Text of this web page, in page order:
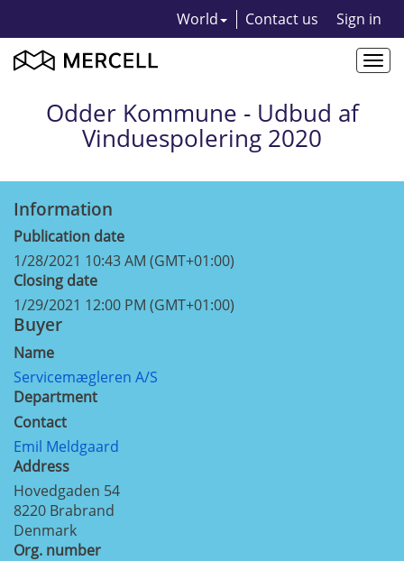
World Contact us Sign in
Odder Kommune - Udbud af
Vinduespolering 2020
Information
Publication date
1/28/2021 10:43 AM (GMT+01:00)
Closing date
1/29/2021 12:00 PM (GMT+01:00)
Buyer
Name
Servicemægleren A/S
Department
Contact
Emil Meldgaard
Address
Hovedgaden 54
8220 Brabrand
Denmark
Org. number